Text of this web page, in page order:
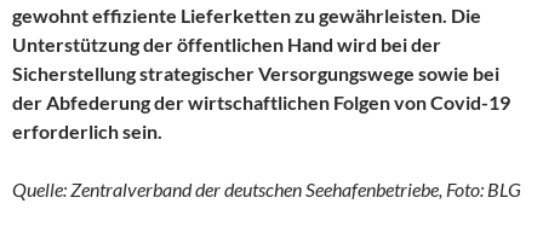
gewohnt effiziente Lieferketten zu gewährleisten. Die
Unterstützung der öffentlichen Hand wird bei der
Sicherstellung strategischer Versorgungswege sowie bei
der Abfederung der wirtschaftlichen Folgen von Covid-19
erforderlich sein.
Quelle: Zentralverband der deutschen Seehafenbetriebe, Foto: BLG